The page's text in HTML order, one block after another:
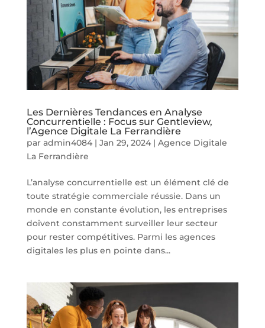
Les Dernières Tendances en Analyse
Concurrentielle : Focus sur Gentleview,
l’Agence Digitale La Ferrandière
par admin4084| Jan 29, 2024| Agence Digitale
La Ferrandière
L’analyse concurrentielle est un élément clé de
toute stratégie commerciale réussie. Dans un
monde en constante évolution, les entreprises
doivent constamment surveiller leur secteur
pour rester compétitives. Parmi les agences
digitales les plus en pointe dans...